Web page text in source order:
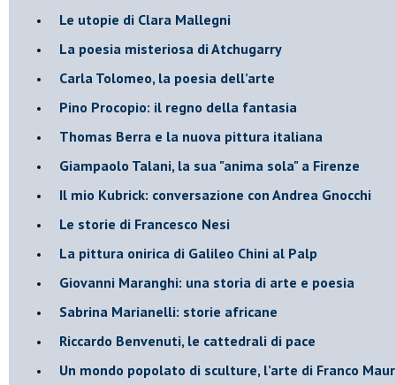
Le utopie di Clara Mallegni
​La poesia misteriosa di Atchugarry
Carla Tolomeo, la poesia dell’arte
Pino Procopio: il regno della fantasia
Thomas Berra e la nuova pittura italiana
Giampaolo Talani, la sua "anima sola" a Firenze
Il mio Kubrick: conversazione con Andrea Gnocchi
Le storie di Francesco Nesi
​La pittura onirica di Galileo Chini al Palp
​Giovanni Maranghi: una storia di arte e poesia
Sabrina Marianelli: storie africane
​Riccardo Benvenuti, le cattedrali di pace
​Un mondo popolato di sculture, l’arte di Franco